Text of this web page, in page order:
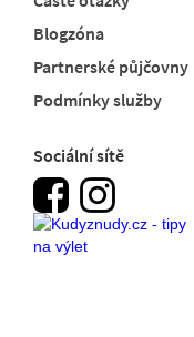
Blogzóna
Partnerské půjčovny
Podmínky služby
Sociální sítě